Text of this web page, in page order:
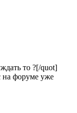
то ?[/quot]
на форуме уже